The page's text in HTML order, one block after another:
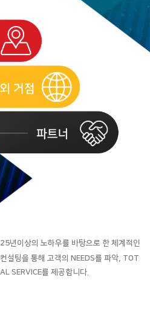
25년이상의 노하우를 바탕으로 한 체계적인
컨설팅을 통해 고객의 NEEDS를 파악, TOT
AL SERVICE를 제공합니다.